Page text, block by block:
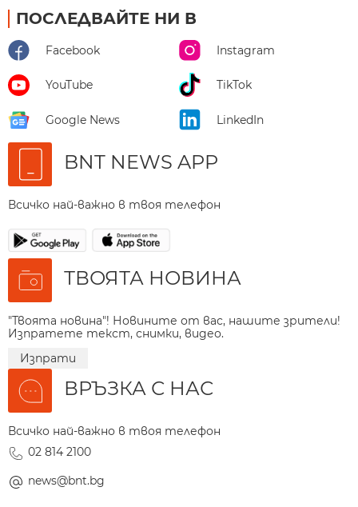
ПОСЛЕДВАЙТЕ НИ В
Facebook Instagram
YouTube TikTok
Google News LinkedIn
BNT NEWS APP
Всичко най-важно в твоя телефон
ТВОЯТА НОВИНА
"Твоята новина"! Новините от вас, нашите зрители!
Изпратете текст, снимки, видео.
Изпрати
ВРЪЗКА С НАС
Всичко най-важно в твоя телефон
02 814 2100
news@bnt.bg